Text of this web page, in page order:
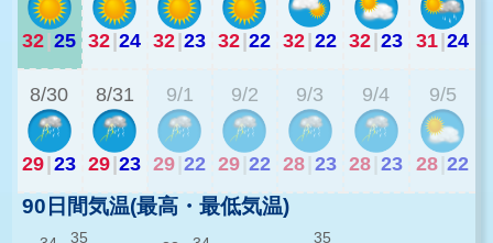
32|25 32|24 32|23 32|22 32|22 32|23 31|24
8/30
29|23
8/31
29|23
9/1
29 22
9/2
29 22
9/3
28 23
9/4
28 23
9/5
28 22
90日間気温(最高・最低気温)